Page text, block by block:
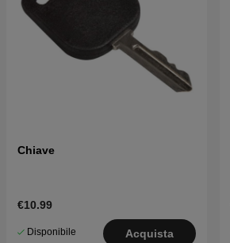
Chiave
€10.99
Disponibile
Acquista